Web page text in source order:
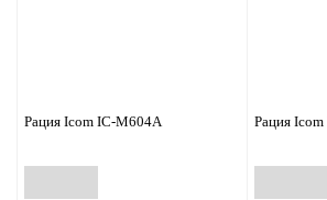
Рация Icom IC-M604A Рация